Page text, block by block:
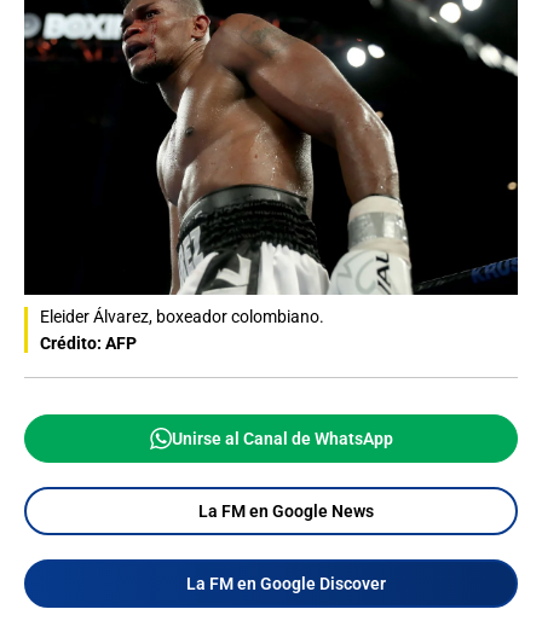
Eleider Álvarez, boxeador colombiano.
Crédito: AFP
Unirse al Canal de WhatsApp
La FM en Google News
La FM en Google Discover